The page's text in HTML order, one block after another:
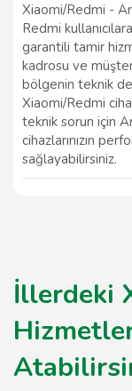
Xiaomi/Redmi -
Redmi
garantili tamir
kadrosu ve
bölgenin teknik
Xiaomi/Redmi
teknik sorun için
cihazlarınızın
sağlayabilirsiniz.
İllerdeki